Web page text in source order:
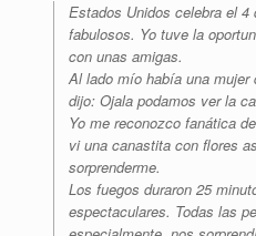
Estados Unidos celebra el
fabulosos. Yo tuve la
con unas amigas.
Al lado mío había una mujer
dijo: Ojala podamos ver la
Yo me reconozco fanática
vi una canastita con flores
sorprenderme.
Los fuegos duraron 25
espectaculares. Todas las